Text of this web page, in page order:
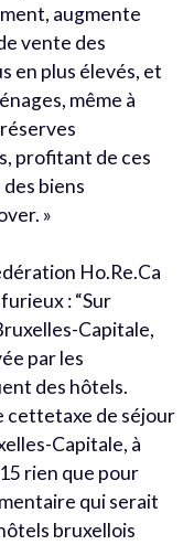
augmente
vente des
en plus élevés, et
même à
profitant de ces
biens
»
Ho.Re.Ca
: “Sur
Capitale,
par les
des hôtels.
cettetaxe de séjour
Capitale, à
rien que pour
qui serait
bruxellois